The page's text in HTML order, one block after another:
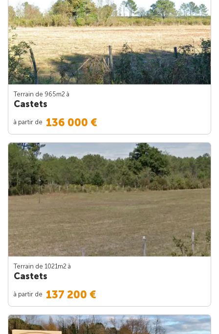
Terrain de 965m2 à
Castets
à partir de 136 000 €
Terrain de 1021m2 à
Castets
à partir de 137 200 €